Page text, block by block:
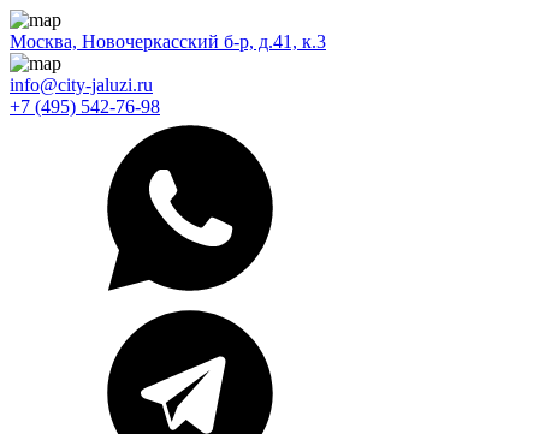
Москва, Новочеркасский б-р, д.41, к.3
info@city-jaluzi.ru
+7 (495) 542-76-98